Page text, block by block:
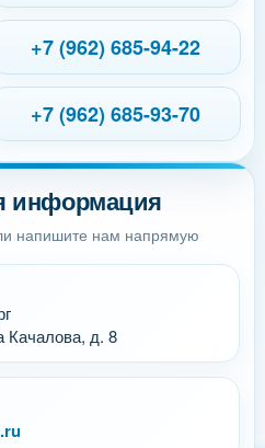
информация
напишите нам напрямую
Качалова, д. 8
+7 (962) 685-94-22
+7 (962) 685-93-70